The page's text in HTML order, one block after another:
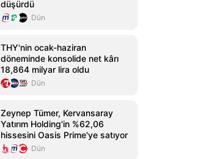
düşürdü
Dün
THY'nin ocak-haziran
döneminde konsolide net kârı
18,864 milyar lira oldu
Dün
Zeynep Tümer, Kervansaray
Yatırım Holding'in %62,06
hissesini Oasis Prime'ye satıyor
Dün